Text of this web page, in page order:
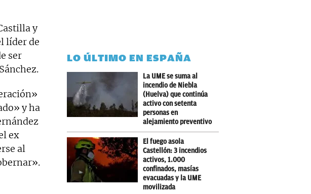
y
líder de
ser
y ha
ex
al
LO ÚLTIMO EN ESPAÑA
La UME se suma al
incendio de Niebla
(Huelva) que continúa
activo con setenta
personas en
alejamiento preventivo
El fuego asola
Castellón: 3 incendios
activos, 1.000
confinados, masías
evacuadas y la UME
movilizada